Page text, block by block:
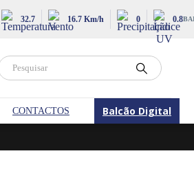
32.7 16.7 Km/h 0 0.8
CONTACTOS Balcão Digital